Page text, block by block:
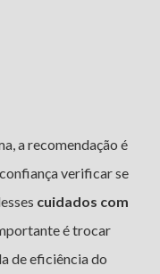
a recomendação é
verificar se
cuidados com
é trocar
de eficiência do